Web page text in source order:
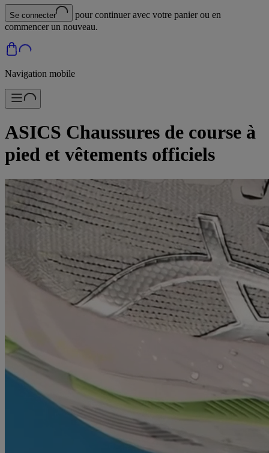
Se connecter
pour continuer avec votre panier ou en
commencer un nouveau.
Navigation mobile
ASICS Chaussures de course à
pied et vêtements officiels